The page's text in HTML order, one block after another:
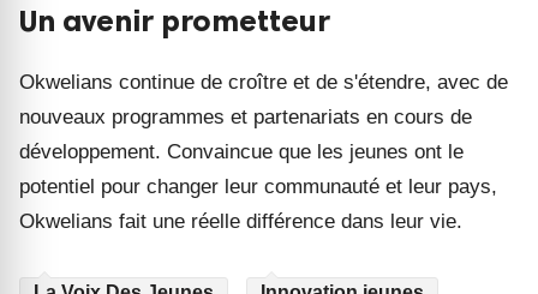
Un avenir prometteur
Okwelians continue de croître et de s'étendre, avec de
nouveaux programmes et partenariats en cours de
développement. Convaincue que les jeunes ont le
potentiel pour changer leur communauté et leur pays,
Okwelians fait une réelle différence dans leur vie.